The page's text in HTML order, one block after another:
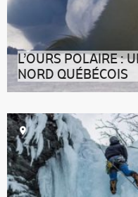
L’OURS POLAIRE :
NORD QUÉBÉCOIS
Pas étonnant que
tel succès. Il incarne